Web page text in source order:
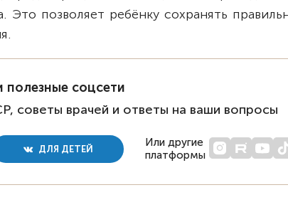
Это позволяет ребёнку сохранять
полезные соцсети
советы врачей и ответы на ваши вопросы
ДЛЯ ДЕТЕЙ
Или другие
платформы